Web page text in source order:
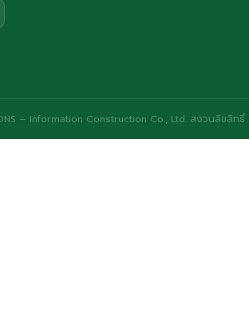
– Information Construction Co., Ltd. สงวนลิขสิทธิ์